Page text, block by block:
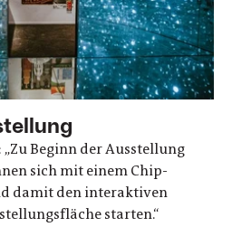
Beginn der Ausstellung
sich mit einem Chip-
damit den interaktiven
starten.“